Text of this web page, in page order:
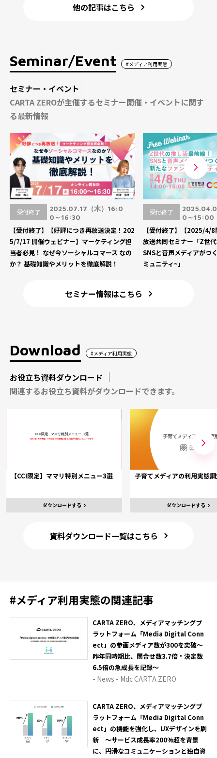
他の記事はこちら
Seminar/Event #メディア利用実態
セミナー・イベント
CARTA ZEROが主催するセミナー開催・イベントに関す
る最新情報
受付終了
2025.07.17（木）16:0
0～16:30
【受付終了】【好評につき再放送決定！202
5/7/17 開催ウェビナー】マーケティング担
当者必見！ なぜ今ソーシャルコマース なの
か？ 基礎知識やメリットを徹底解説！
受付終了
0～15:00
【受付終了】【2025/4/
放送共同セミナー「Z世
SNSと音声メディアがつ
ミュニティ~」
セミナー情報はこちら
Download #メディア利用実態
お役立ち資料ダウンロード
関連するお役立ち資料がダウンロードできます。
【CCI限定】ママリ特別メニュー3選
ダウンロードする
子育てメディアの利用実態
ダウンロードする
資料ダウンロード一覧はこちら
#メディア利用実態の関連記事
CARTA ZERO、メディアマッチングプ
ラットフォーム「Media Digital Conn
ect」の参画メディア数が300を突破～
昨年同時期比、問合せ数3.7倍・決定数
6.5倍の急成長を記録～
- News - Mdc CARTA ZERO
CARTA ZERO、メディアマッチングプ
ラットフォーム「Media Digital Conn
ect」の機能を強化し、UXデザインを刷
新 ～サービス成長率200%超を背景
に、円滑なコミュニケーションと独自資